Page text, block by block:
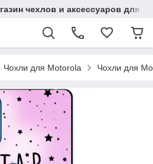
чехлов и аксессуаров для
Чохли для Motorola Чохли для